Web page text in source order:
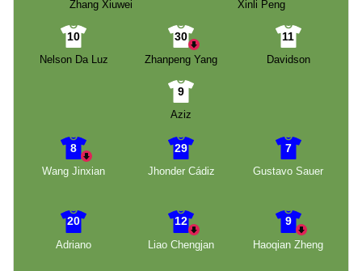
Zhang Xiuwei
Xinli Peng
10
Nelson Da Luz
30
Zhanpeng Yang
11
Davidson
9
Aziz
8
Wang Jinxian
29
Jhonder Cádiz
7
Gustavo Sauer
20
Adriano
12
Liao Chengjan
9
Haoqian Zheng